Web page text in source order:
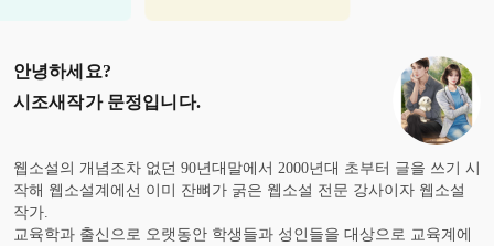
안녕하세요?
시조새작가 문정입니다.
웹소설의 개념조차 없던 90년대말에서 2000년대 초부터 글을 쓰기 시
작해 웹소설계에선 이미 잔뼈가 굵은 웹소설 전문 강사이자 웹소설
작가.
교육학과 출신으로 오랫동안 학생들과 성인들을 대상으로 교육계에